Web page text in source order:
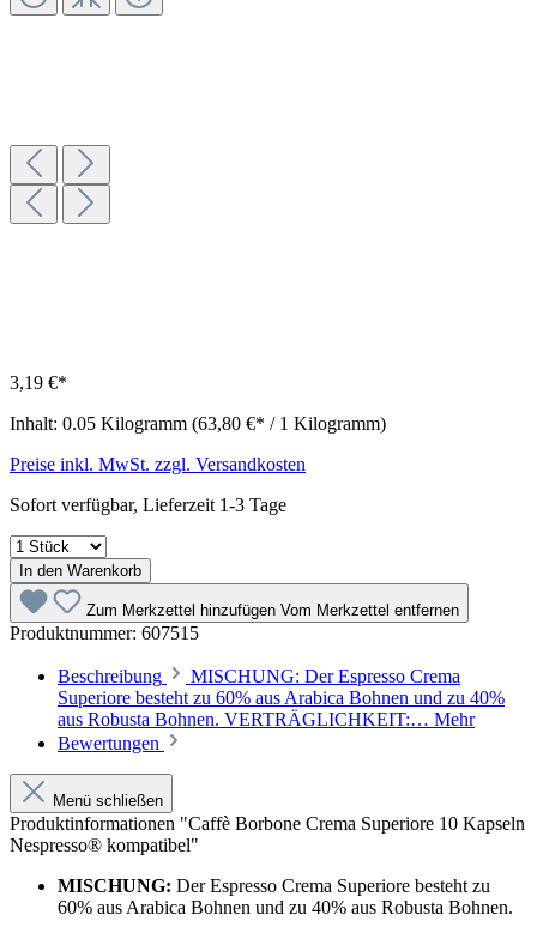
3,19 €*
Inhalt: 0.05 Kilogramm (63,80 €* / 1 Kilogramm)
Preise inkl. MwSt. zzgl. Versandkosten
Sofort verfügbar, Lieferzeit 1-3 Tage
In den Warenkorb
Zum Merkzettel hinzufügen Vom Merkzettel entfernen
Produktnummer: 607515
Beschreibung
MISCHUNG: Der Espresso Crema
Superiore besteht zu 60% aus Arabica Bohnen und zu 40%
aus Robusta Bohnen. VERTRÄGLICHKEIT:… Mehr
Bewertungen
Menü schließen
Produktinformationen "Caffè Borbone Crema Superiore 10 Kapseln
Nespresso® kompatibel"
MISCHUNG: Der Espresso Crema Superiore besteht zu
60% aus Arabica Bohnen und zu 40% aus Robusta Bohnen.